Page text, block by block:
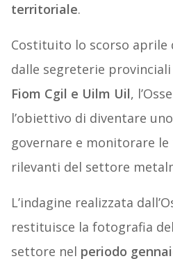
territoriale.
Costituito lo scorso aprile
dalle segreterie
Fiom Cgil e Uilm Uil,
l’obiettivo di diventare
governare e monitorare
rilevanti del settore
L’indagine realizzata
restituisce la fotografia
settore nel periodo